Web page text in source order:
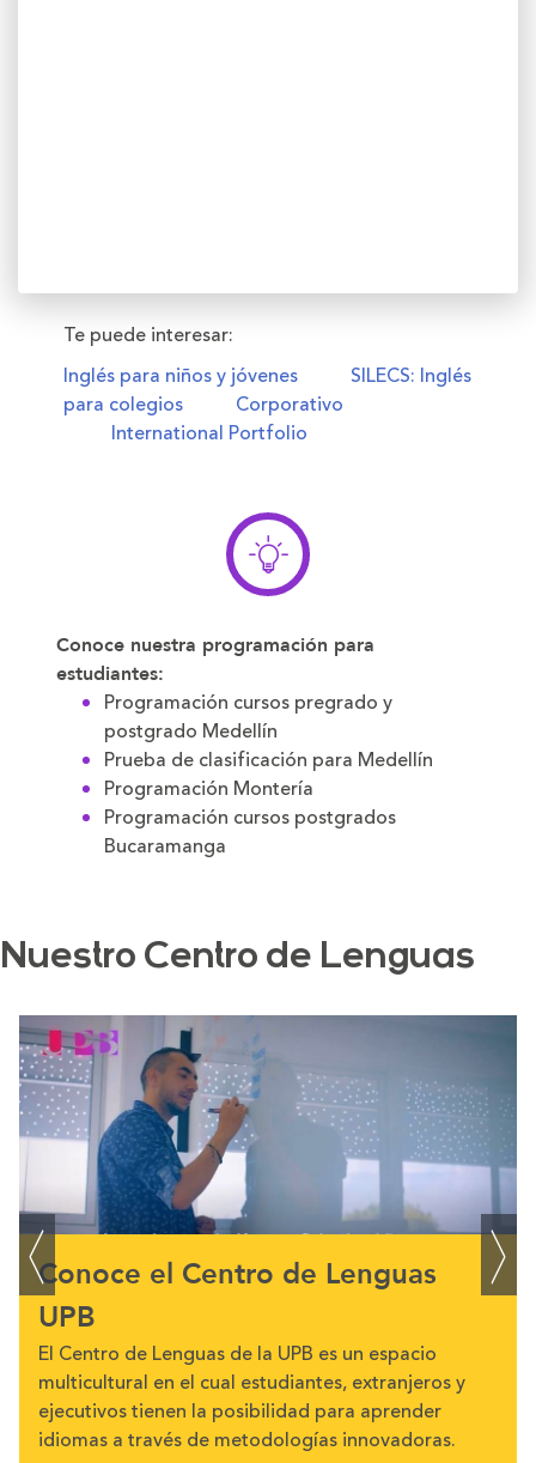
Te puede interesar:
Inglés para niños y jóvenes
SILECS: Inglés
para colegios
Corporativo
International Portfolio
Conoce nuestra programación para
estudiantes:
Programación cursos pregrado y
postgrado Medellín
Prueba de clasificación para Medellín
Programación Montería
Programación cursos postgrados
Bucaramanga
Nuestro Centro de Lenguas
Conoce el Centro de Lenguas
UPB
El Centro de Lenguas de la UPB es un espacio
multicultural en el cual estudiantes, extranjeros y
ejecutivos tienen la posibilidad para aprender
idiomas a través de metodologías innovadoras.